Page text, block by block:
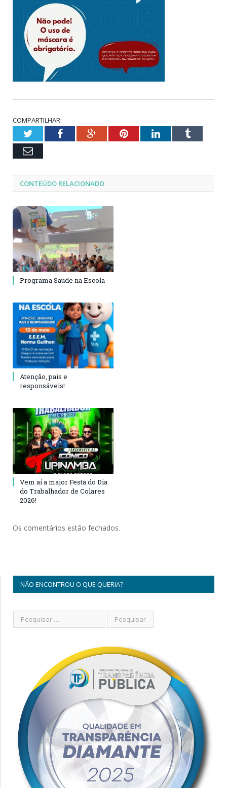
COMPARTILHAR:
TwitterFacebookGoogle+PinterestLinkedInTumblr
Email
CONTEÚDO RELACIONADO
Programa Saúde na Escola
Atenção, pais e
responsáveis!
Vem aí a maior Festa do Dia
do Trabalhador de Colares
2026!
Os comentários estão fechados.
NÃO ENCONTROU O QUE QUERIA?